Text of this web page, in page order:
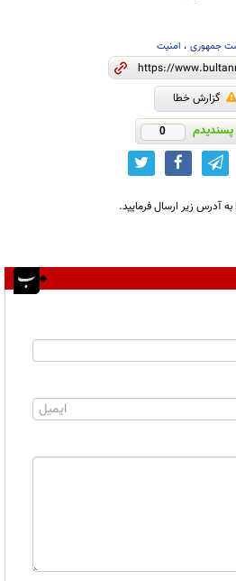
جمهوری ، امنیت
گزارش خطا
پسندیدم 0
آدرس زیر ارسال فرمایید.